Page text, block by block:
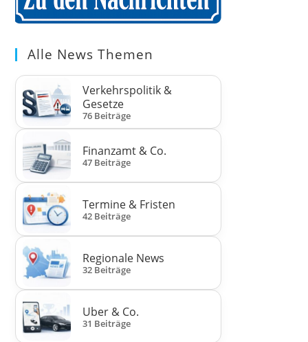
Alle News Themen
Verkehrspolitik &
Gesetze
76 Beiträge
Finanzamt & Co.
47 Beiträge
Termine & Fristen
42 Beiträge
Regionale News
32 Beiträge
Uber & Co.
31 Beiträge